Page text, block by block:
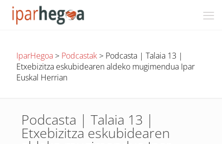
IparHegoa> Podcastak> Podcasta | Talaia 13 |
Etxebizitza eskubidearen aldeko mugimendua Ipar
Euskal Herrian
Podcasta | Talaia 13 |
Etxebizitza eskubidearen